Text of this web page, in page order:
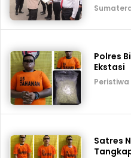
Polres
Ekstasi
Peristiwa
Satres